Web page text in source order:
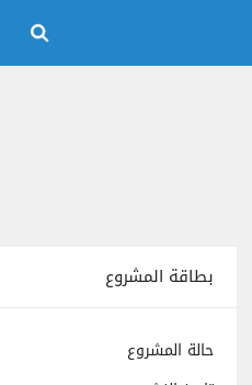
بطاقة المشروع
حالة المشروع